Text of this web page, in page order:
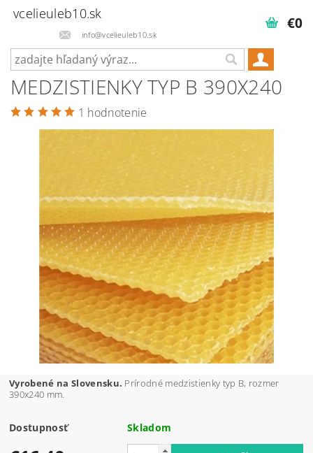
vcelieuleb10.sk
info@vcelieuleb10.sk
€0
MEDZISTIENKY TYP B 390X240
1 hodnotenie
Vyrobené na Slovensku. Prírodné medzistienky typ B, rozmer
390x240 mm.
Dostupnosť Skladom